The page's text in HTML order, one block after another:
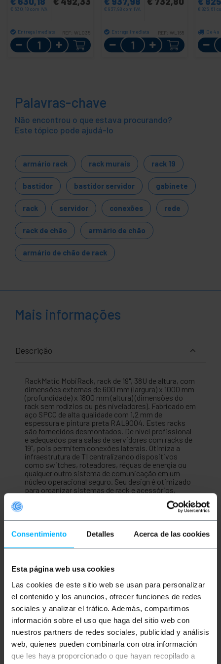
Consentimiento Detalles Acerca de las cookies
Esta página web usa cookies
Las cookies de este sitio web se usan para personalizar
el contenido y los anuncios, ofrecer funciones de redes
sociales y analizar el tráfico. Además, compartimos
información sobre el uso que haga del sitio web con
nuestros partners de redes sociales, publicidad y análisis
web, quienes pueden combinarla con otra información
que les haya proporcionado o que hayan recopilado a
€ 630,18 com IVA
Entrega imediata REF: WL035
Quantidade
€ 937,98 com IVA
Entrega imediata REF: WL165
Quantidade
€ 825,61
De 4
Palavras-chave
Não encontrou o que estava procurando?
Este tópico pode ajudá-lo
armário rack rack murais rack 19
bastidor bastidor servidor gabinete
rack servidor conexões rede
rack de chão armário de chão
armário de chão de rack
Mais informações
Descrição
RackMatic MobiRack, rack de 19", 38U de altura, com
dimensões externas de 600 mm (largura) x 1000 mm
(profundidade) x 1800 mm (altura) (dimensões do
rack sem rodízios ou pés niveladores). Fabricado em
aço SPCC de alta qualidade com 1,2 mm de
espessura e pintura preta RAL9004. Estes racks
são fornecidos desmontados. De nível profissional
e adequados para salas de servidores com racks de
19", pois permitem conexões laterais. Otimiza a
infraestrutura de TI centralizando dispositivos
como switches, roteadores, réguas de energia ou
qualquer outro sistema de comunicação em um
núcleo operacional seguro. Seu design é otimizado
para organizar sistemas de rack e acessórios,
maximizando o espaço e o gerenciamento de
profissional, organizada e fácil de gerenciar em
qualquer instalação de telecomunicações.
Especificações
Rack de 19" da linha RackMatic MobiRack de
Dimensões do armário com as rodas
instaladas (largura x profundidade x altura):
600 x 1000 x 1870 mm. Altura das rodas: 70
mm.
Os suportes dianteiros/traseiros de 19" têm
profundidade ajustável, pois são montados
em trilhos deslizantes. Espessura do perfil do
suporte: 2 mm.
Distância máxima entre as estruturas
dianteira e traseira de 800 mm.
Compatível com as normas ANSI/EIA RS-310-
D, IEC60297-2, DIN41494 (PARTE 1) e